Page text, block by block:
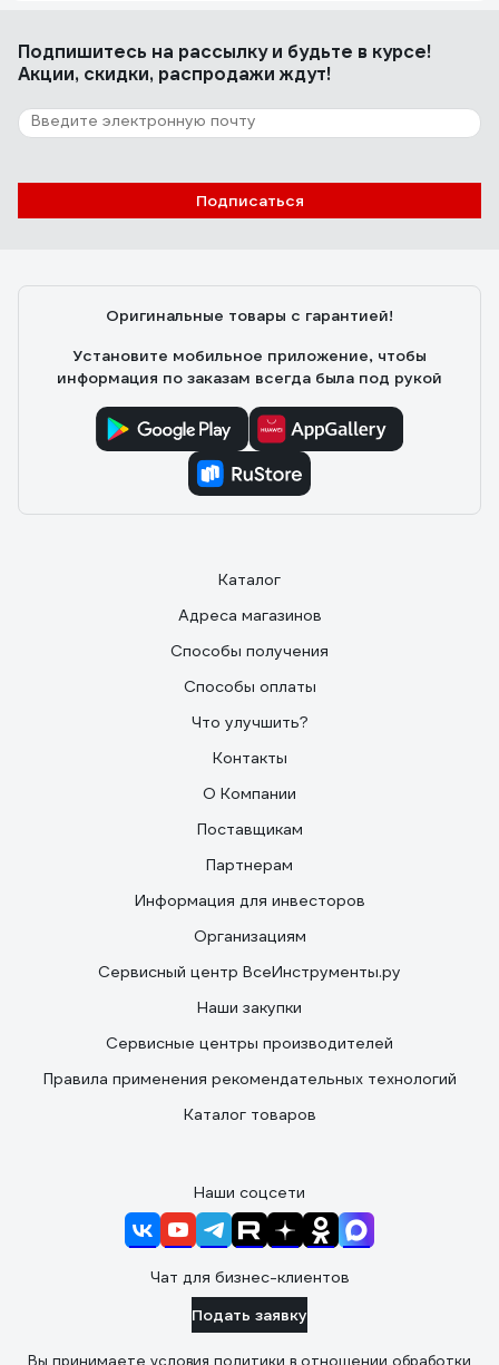
Подпишитесь на рассылкуи будьте в курсе!
Акции, скидки, распродажи ждут!
Подписаться
Оригинальные товары с гарантией!
Установите мобильное приложение, чтобы
информация по заказам всегда была под рукой
Каталог
Адреса магазинов
Способы получения
Способы оплаты
Что улучшить?
Контакты
О Компании
Поставщикам
Партнерам
Информация для инвесторов
Организациям
Сервисный центр ВсеИнструменты.ру
Наши закупки
Сервисные центры производителей
Правила применения рекомендательных технологий
Каталог товаров
Наши соцсети
Чат для бизнес-клиентов
Подать заявку
Вы принимаете условия политики в отношении обработки